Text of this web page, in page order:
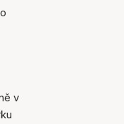
v